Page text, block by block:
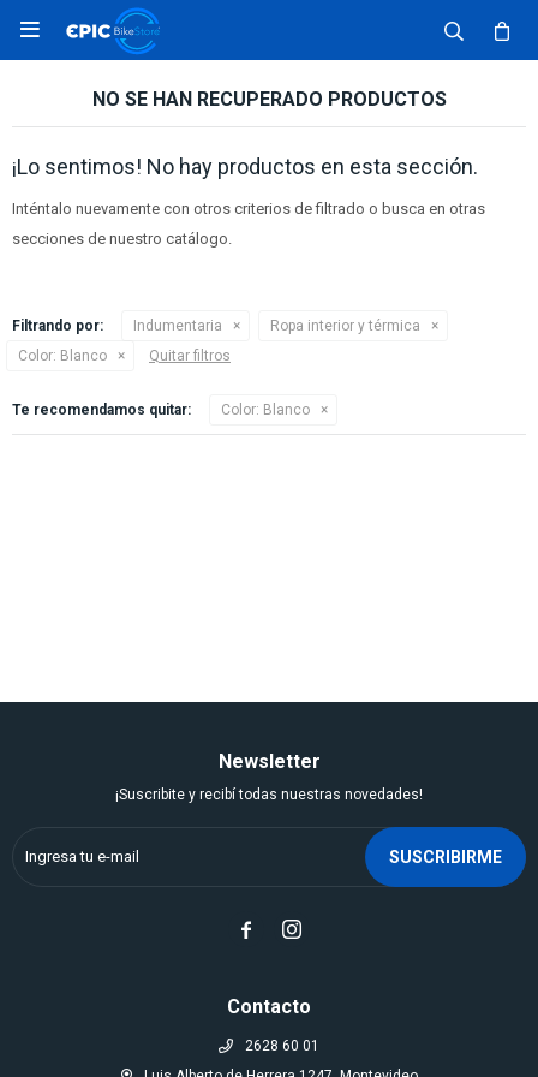

NO SE HAN RECUPERADO PRODUCTOS
¡Lo sentimos! No hay productos en esta sección.
Inténtalo nuevamente con otros criterios de filtrado o busca en otras
secciones de nuestro catálogo.
Filtrando por: Indumentaria
Ropa interior y térmica
Color: Blanco Quitar filtros
Te recomendamos quitar: Color: Blanco
Contacto
2628 60 01
Newsletter
¡Suscribite y recibí todas nuestras novedades!
SUSCRIBIRME
 